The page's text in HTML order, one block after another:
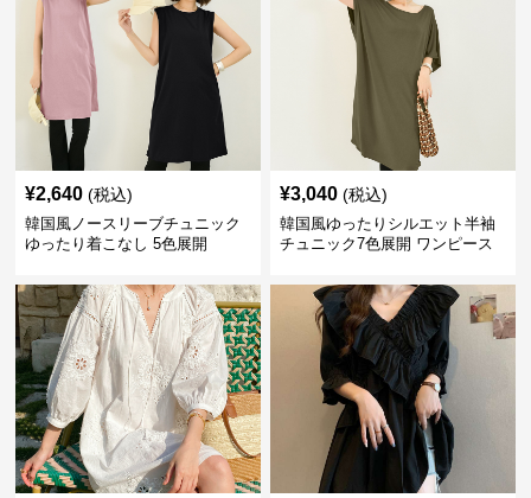
¥2,640 (税込)
韓国風ノースリーブチュニック
ゆったり着こなし 5色展開
¥3,040 (税込)
韓国風ゆったりシルエット半袖
チュニック7色展開 ワンピース